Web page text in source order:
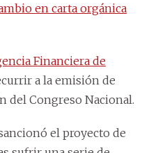
en carta orgánica
Financiera de
a la emisión de
del Congreso Nacional.
el proyecto de